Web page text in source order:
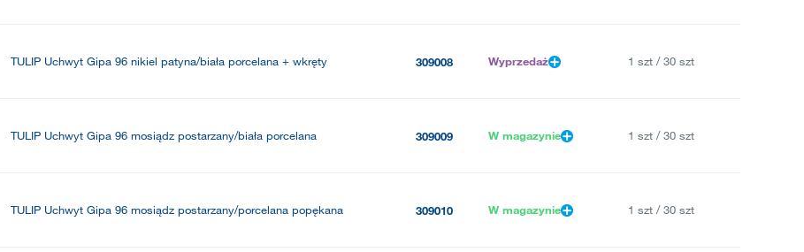
TULIP Uchwyt Gipa 96 nikiel patyna/biała porcelana + wkręty 309008 Wyprzedaż 1 szt / 30 szt
TULIP Uchwyt Gipa 96 mosiądz postarzany/biała porcelana 309009 W magazynie 1 szt / 30 szt
TULIP Uchwyt Gipa 96 mosiądz postarzany/porcelana popękana 309010 W magazynie 1 szt / 30 szt